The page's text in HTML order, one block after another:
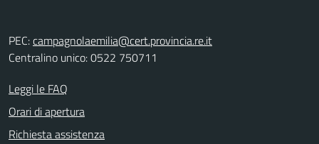
PEC:campagnolaemilia@cert.provincia.re.it
Centralino unico: 0522 750711
Leggi le FAQ
Orari di apertura
Richiesta assistenza